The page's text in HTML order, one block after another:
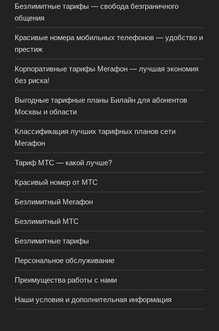
Безлимитные тарифы — свобода безграничного
общения
Красивые номера мобильных телефонов — удобство и
престиж
Корпоративные тарифы Мегафон — лучшая экономия
без риска!
Выгодные тарифные планы Билайн для абонентов
Москвы и области
Классификация лучших тарифных планов сети
Мегафон
Тариф МТС — какой лучше?
Красивый номер от МТС
Безлимитный Мегафон
Безлимитный МТС
Безлимитные тарифы
Персональное обслуживание
Преимущества работы с нами
Наши условия и дополнительная информация